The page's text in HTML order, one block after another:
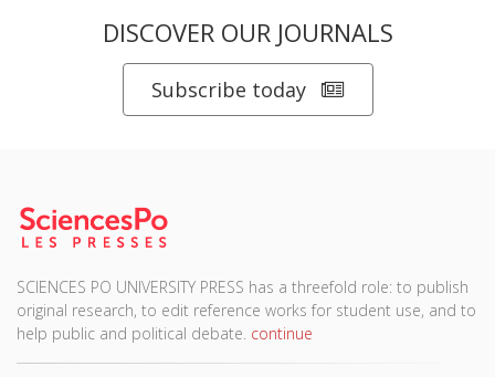
DISCOVER OUR JOURNALS
Subscribe today
SCIENCES PO UNIVERSITY PRESS has a threefold role: to publish
original research, to edit reference works for student use, and to
help public and political debate. continue